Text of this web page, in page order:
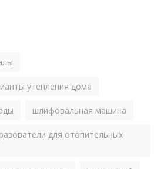
утепления дома
шлифовальная машина
для отопительных